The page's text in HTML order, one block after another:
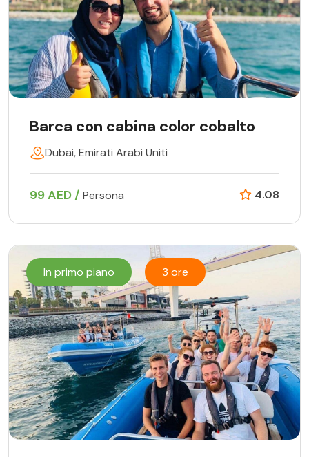
Barca con cabina color cobalto
Dubai, Emirati Arabi Uniti
99 AED / Persona 4.08
In primo piano 3 ore